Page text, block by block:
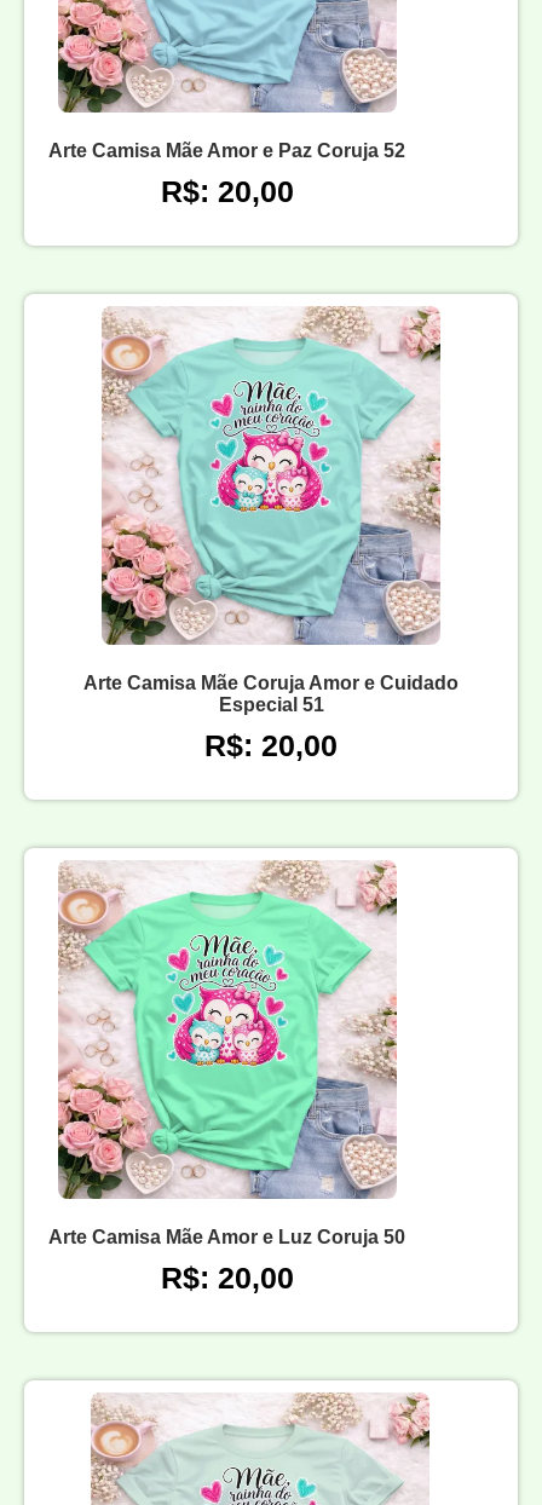
Arte Camisa Mãe Amor e Paz Coruja 52
R$: 20,00
Arte Camisa Mãe Coruja Amor e Cuidado
Especial 51
R$: 20,00
Arte Camisa Mãe Amor e Luz Coruja 50
R$: 20,00